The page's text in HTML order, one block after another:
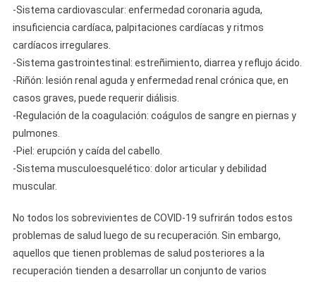
-Sistema cardiovascular: enfermedad coronaria aguda,
insuficiencia cardíaca, palpitaciones cardíacas y ritmos
cardíacos irregulares.
-Sistema gastrointestinal: estreñimiento, diarrea y reflujo ácido.
-Riñón: lesión renal aguda y enfermedad renal crónica que, en
casos graves, puede requerir diálisis.
-Regulación de la coagulación: coágulos de sangre en piernas y
pulmones.
-Piel: erupción y caída del cabello.
-Sistema musculoesquelético: dolor articular y debilidad
muscular.
No todos los sobrevivientes de COVID-19 sufrirán todos estos
problemas de salud luego de su recuperación. Sin embargo,
aquellos que tienen problemas de salud posteriores a la
recuperación tienden a desarrollar un conjunto de varios